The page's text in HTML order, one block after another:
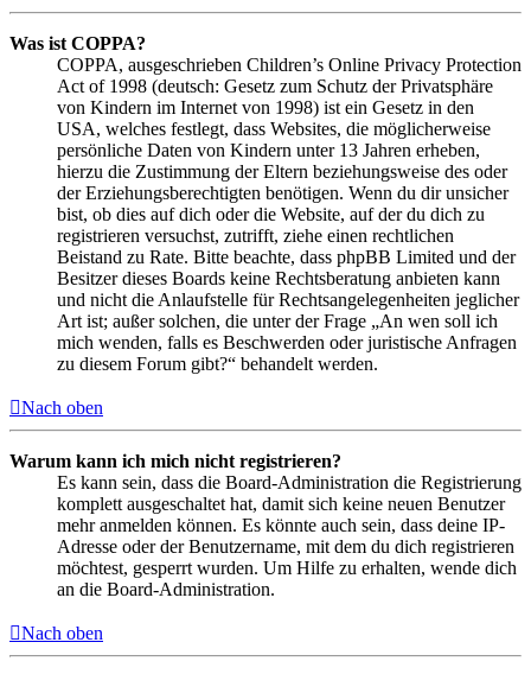
Was ist COPPA?
COPPA, ausgeschrieben Children’s Online Privacy Protection
Act of 1998 (deutsch: Gesetz zum Schutz der Privatsphäre
von Kindern im Internet von 1998) ist ein Gesetz in den
USA, welches festlegt, dass Websites, die möglicherweise
persönliche Daten von Kindern unter 13 Jahren erheben,
hierzu die Zustimmung der Eltern beziehungsweise des oder
der Erziehungsberechtigten benötigen. Wenn du dir unsicher
bist, ob dies auf dich oder die Website, auf der du dich zu
registrieren versuchst, zutrifft, ziehe einen rechtlichen
Beistand zu Rate. Bitte beachte, dass phpBB Limited und der
Besitzer dieses Boards keine Rechtsberatung anbieten kann
und nicht die Anlaufstelle für Rechtsangelegenheiten jeglicher
Art ist; außer solchen, die unter der Frage „An wen soll ich
mich wenden, falls es Beschwerden oder juristische Anfragen
zu diesem Forum gibt?“ behandelt werden.
Nach oben
Warum kann ich mich nicht registrieren?
Es kann sein, dass die Board-Administration die Registrierung
komplett ausgeschaltet hat, damit sich keine neuen Benutzer
mehr anmelden können. Es könnte auch sein, dass deine IP-
Adresse oder der Benutzername, mit dem du dich registrieren
möchtest, gesperrt wurden. Um Hilfe zu erhalten, wende dich
an die Board-Administration.
Nach oben